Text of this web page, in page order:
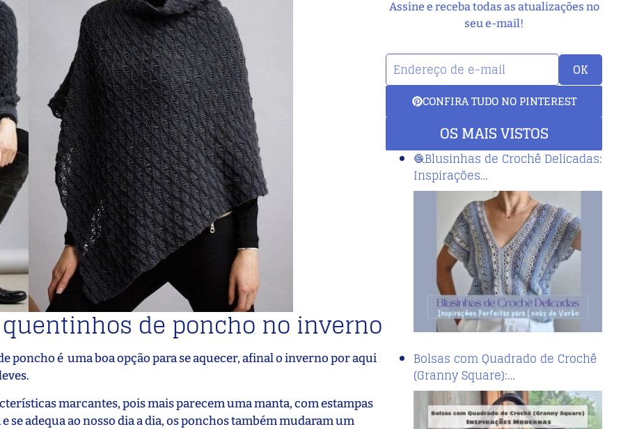
de poncho no inverno
poncho é uma boa opção para se aquecer, afinal o inverno por aqui
marcantes, pois mais parecem uma manta, com estampas
se adequa ao nosso dia a dia, os ponchos também mudaram um
Assine e receba todas as atualizações no
seu e-mail!
OK
CONFIRA TUDO NO PINTEREST
OS MAIS VISTOS
🧶Blusinhas de Crochê Delicadas:
Inspirações…
Bolsas com Quadrado de Crochê
(Granny Square):…